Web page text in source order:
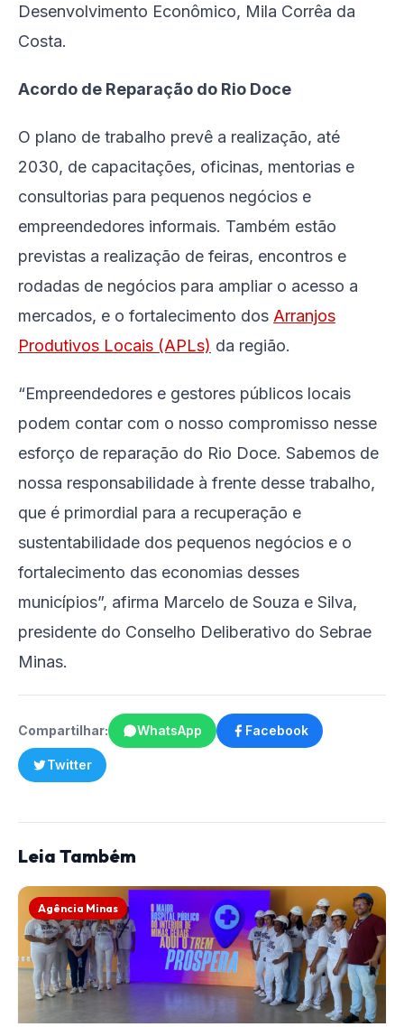
Desenvolvimento Econômico, Mila Corrêa da
Costa.
Acordo de Reparação do Rio Doce
O plano de trabalho prevê a realização, até
2030, de capacitações, oficinas, mentorias e
consultorias para pequenos negócios e
empreendedores informais. Também estão
previstas a realização de feiras, encontros e
rodadas de negócios para ampliar o acesso a
mercados, e o fortalecimento dos Arranjos
Produtivos Locais (APLs) da região.
“Empreendedores e gestores públicos locais
podem contar com o nosso compromisso nesse
esforço de reparação do Rio Doce. Sabemos de
nossa responsabilidade à frente desse trabalho,
que é primordial para a recuperação e
sustentabilidade dos pequenos negócios e o
fortalecimento das economias desses
municípios”, afirma Marcelo de Souza e Silva,
presidente do Conselho Deliberativo do Sebrae
Minas.
Compartilhar: WhatsApp Facebook
Twitter
Leia Também
Agência Minas